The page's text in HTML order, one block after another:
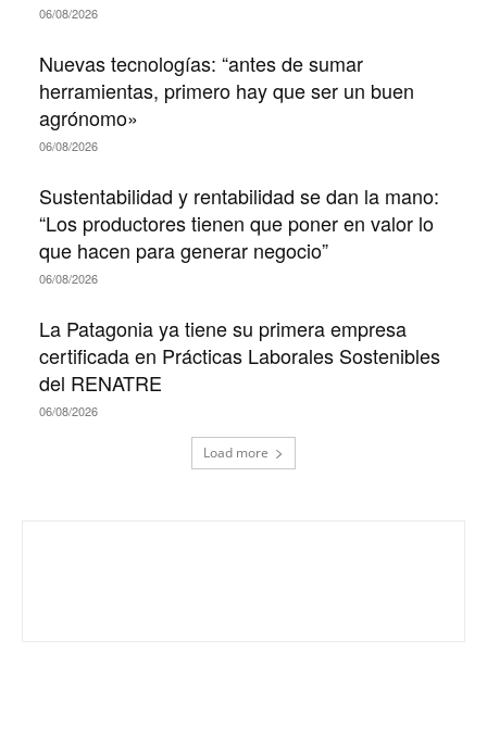
06/08/2026
Nuevas tecnologías: “antes de sumar
herramientas, primero hay que ser un buen
agrónomo»
06/08/2026
Sustentabilidad y rentabilidad se dan la mano:
“Los productores tienen que poner en valor lo
que hacen para generar negocio”
06/08/2026
La Patagonia ya tiene su primera empresa
certificada en Prácticas Laborales Sostenibles
del RENATRE
06/08/2026
Load more